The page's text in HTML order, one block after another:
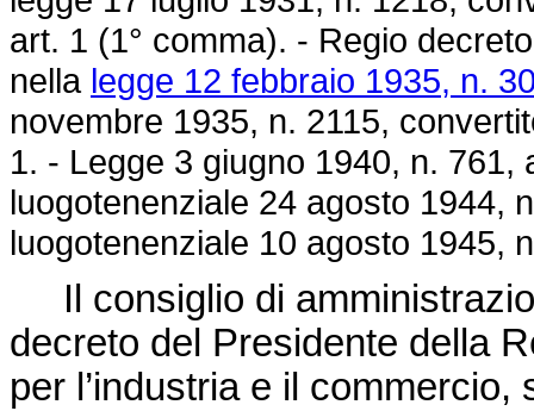
art. 1 (1° comma). - Regio
nella legge 12 febbraio 1935, n.
novembre 1935, n. 2115,
1. - Legge 3 giugno 1940, n. 761,
luogotenenziale 24 agosto 1944,
luogotenenziale 10 agosto 1945,
Il consiglio di
decreto del Presidente della
per l’industria e il